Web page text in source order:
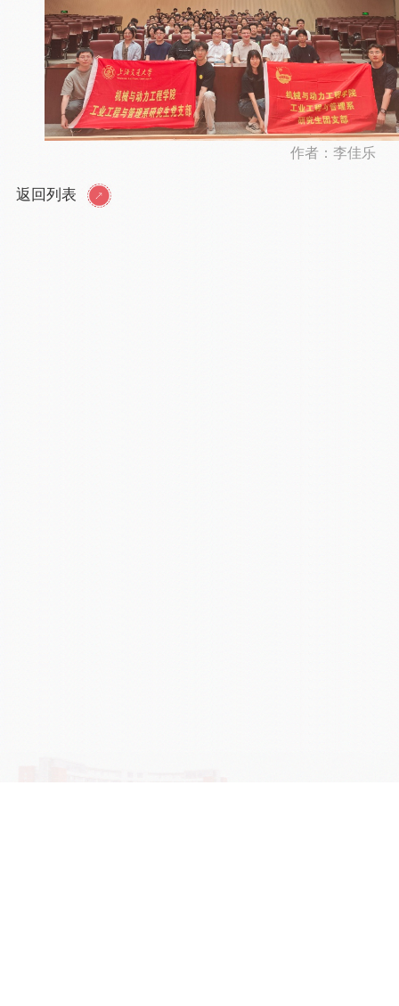
作者：李佳乐
返回列表